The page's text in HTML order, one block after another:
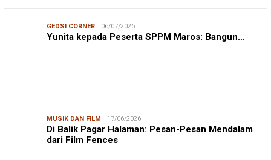
GEDSI CORNER 06/07/2026
Yunita kepada Peserta SPPM Maros: Bangun…
MUSIK DAN FILM 17/06/2026
Di Balik Pagar Halaman: Pesan-Pesan Mendalam
dari Film Fences